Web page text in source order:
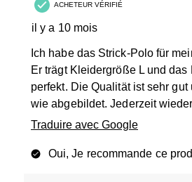
ACHETEUR VÉRIFIÉ
il y a 10 mois
Ich habe das Strick-Polo für
Er trägt Kleidergröße L und das
perfekt. Die Qualität ist sehr
wie abgebildet. Jederzeit
Traduire avec Google
Oui, Je recommande ce